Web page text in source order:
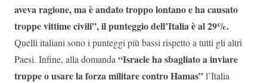
aveva ragione, ma è andato troppo lontano e ha causato
troppe vittime civili”, il punteggio dell’Italia è al 29%.
Quelli italiani sono i punteggi più bassi rispetto a tutti gli altri
Paesi. Infine, alla domanda “Israele ha sbagliato a inviare
truppe o usare la forza militare contro Hamas”l’Italia